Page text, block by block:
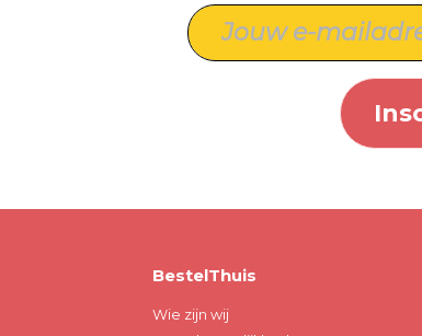
BestelThuis
Wie zijn wij